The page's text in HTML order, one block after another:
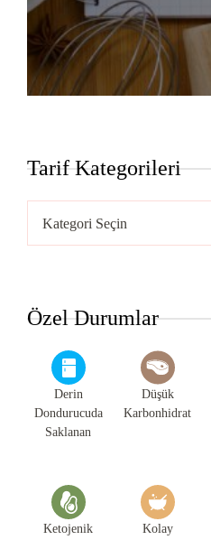
Tarif Kategorileri
Kategorileri
Özel Durumlar
Derin
Dondurucuda
Saklanan
Düşük
Karbonhidrat
Ketojenik Kolay